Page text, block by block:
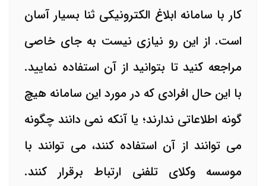
کار با سامانه ابلاغ الکترونیکی ثنا بسیار آسان
است. از این رو نیازی نیست به جای خاصی
مراجعه کنید تا بتوانید از آن استفاده نمایید.
با این حال افرادی که در مورد این سامانه هیچ
گونه اطلاعاتی ندارند؛ یا آنکه نمی دانند چگونه
می توانند از آن استفاده کنند، می توانند با
موسسه وکلای تلفنی ارتباط برقرار کنند.